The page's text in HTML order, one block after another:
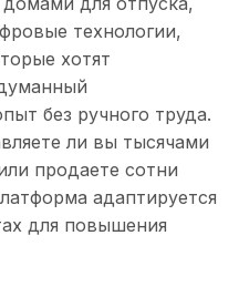
технологии,
хотят
без ручного труда.
ли вы тысячами
продаете сотни
адаптируется
для повышения